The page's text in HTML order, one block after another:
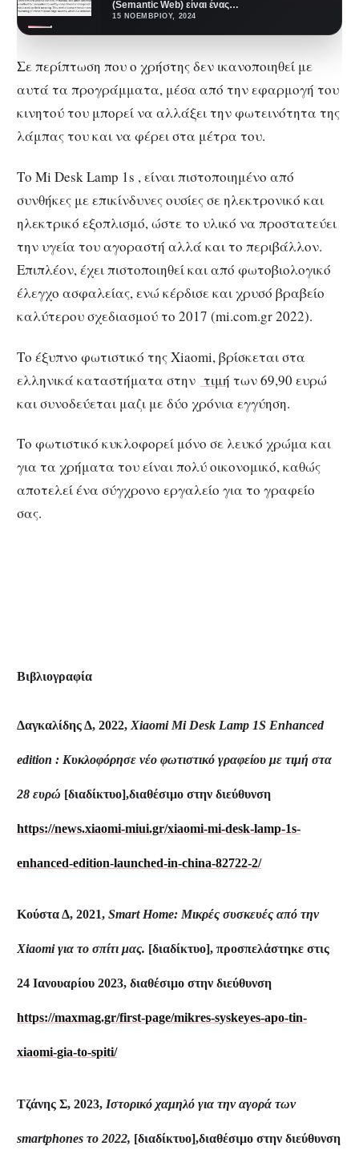
(Semantic Web) είναι ένας
τρόπος να γίνει το διαδίκτυο πιο
15 ΝΟΕΜΒΡΊΟΥ, 2024
Σε περίπτωση που ο χρήστης δεν ικανοποιηθεί με
αυτά τα προγράμματα, μέσα από την εφαρμογή του
κινητού του μπορεί να αλλάξει την φωτεινότητα της
λάμπας του και να φέρει στα μέτρα του.
Το Mi Desk Lamp 1s , είναι πιστοποιημένο από
συνθήκες με επικίνδυνες ουσίες σε ηλεκτρονικό και
ηλεκτρικό εξοπλισμό, ώστε το υλικό να προστατεύει
την υγεία του αγοραστή αλλά και το περιβάλλον.
Επιπλέον, έχει πιστοποιηθεί και από φωτοβιολογικό
έλεγχο ασφαλείας, ενώ κέρδισε και χρυσό βραβείο
καλύτερου σχεδιασμού το 2017 (mi.com.gr 2022).
Το έξυπνο φωτιστικό της Xiaomi, βρίσκεται στα
ελληνικά καταστήματα στην τιμή των 69,90 ευρώ
και συνοδεύεται μαζι με δύο χρόνια εγγύηση.
Το φωτιστικό κυκλοφορεί μόνο σε λευκό χρώμα και
για τα χρήματα του είναι πολύ οικονομικό, καθώς
αποτελεί ένα σύγχρονο εργαλείο για το γραφείο
σας.
Βιβλιογραφία
Δαγκαλίδης Δ, 2022, Xiaomi Mi Desk Lamp 1S Enhanced
edition : Κυκλοφόρησε νέο φωτιστικό γραφείου με τιμή στα
28 ευρώ [διαδίκτυο],διαθέσιμο στην διεύθυνση
https://news.xiaomi-miui.gr/xiaomi-mi-desk-lamp-1s-
enhanced-edition-launched-in-china-82722-2/
Κούστα Δ, 2021, Smart Home: Μικρές συσκευές από την
Xiaomi για το σπίτι μας. [διαδίκτυο], προσπελάστηκε στις
24 Ιανουαρίου 2023, διαθέσιμο στην διεύθυνση
https://maxmag.gr/first-page/mikres-syskeyes-apo-tin-
xiaomi-gia-to-spiti/
Τζάνης Σ, 2023, Ιστορικό χαμηλό για την αγορά των
smartphones το 2022, [διαδίκτυο],διαθέσιμο στην διεύθυνση